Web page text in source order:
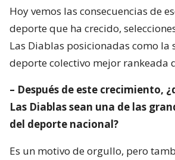
Hoy vemos las consecuencias de
deporte que ha crecido,
Las Diablas posicionadas como la
deporte colectivo mejor rankeada
– Después de este crecimiento,
Las Diablas sean una de las
del deporte nacional?
Es un motivo de orgullo, pero